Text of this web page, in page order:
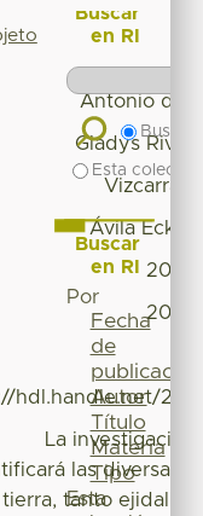
Antonio de
Gladys
Vizcarra
Ávila
2016-
hdl.handle.net/
La
las diversas
tierra, tanto ejidal,
Buscar
en RI
Buscar
Esta
Buscar
en RI
Por
Fecha
de
publicación
Autor
Título
Materia
Tipo
Esta